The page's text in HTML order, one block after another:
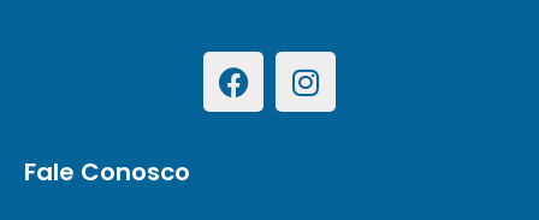
Fale Conosco